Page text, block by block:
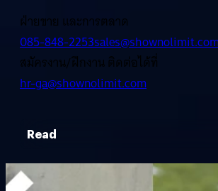
ฝ่ายขาย และการตลาด
085-848-2253
สมัครงาน/ฝึกงาน ติดต่อได้ที่
hr-ga@shownolimit.com
Read